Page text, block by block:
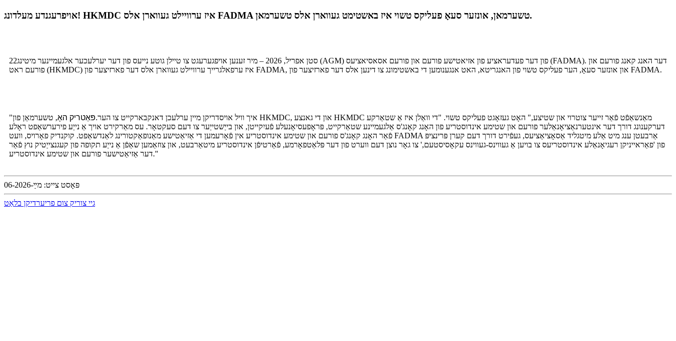
אויפרעגנדע מעלדונג! HKMDC איז ערוויילט געווארן אלס FADMA טשערמאן, אונזער סעאָ פעליקס טשוי איז באשטימט געווארן אלס טשערמאן.
22סטן אפריל, 2026 – מיר זענען אויפגערעגט צו טיילן גוטע נייעס פון דער יערלעכער אלגעמיינער מיטינג (AGM) פון דער פעדעראציע פון ​​אזיאטישע פורעם און פורעם אסאסיאציעס (FADMA). דער האנג קאנג פורעם און
פורעם ראט (HKMDC) איז ערפאלגרייך ערוויילט געווארן אלס דער פארזיצער פון FADMA, און אונזער סעאָ, הער פעליקס טשוי פון האנגריטא, האט אנגענומען די באשטימונג צו דינען אלס דער פארזיצער פון FADMA.
"איך וויל אויסדריקן מיין ערלעכן דאנקבארקייט צו הער.פּאַטריק האָ, טשערמאַן פון HKMDC, און די גאנצע HKMDC מאַנשאַפֿט פֿאַר זייער צוטרוי און שטיצע," האָט געזאָגט פעליקס טשוי. "די וואַלן איז אַ שטאַרקע
דערקענונג דורך דער אינטערנאַציאָנאַלער פורעם און שטימע אינדוסטריע פון ​​האָנג קאָנג'ס אַלגעמיינע שטאַרקייט, פּראָפעסיאָנעלע פֿעיִקייטן, און בייַשטייַער צו דעם סעקטאָר. עס מאַרקירט אויך אַ נייַע פירערשאַפט ראָלע
פֿאַר האָנג קאָנג'ס פורעם און שטימע אינדוסטריע אין פֿאָרעמען די אַזיאַטישע מאַנופאַקטורינג לאַנדשאַפט. קוקנדיק פאָרויס, וועט FADMA אַרבעטן ענג מיט אַלע מיטגליד אַסאָציאַציעס, געפֿירט דורך דעם קערן פּרינציפּ
פון 'פאַראייניקן רעגיאָנאַלע אינדוסטריעס צו בויען אַ געווינס-געווינס עקאָסיסטעם,' צו גאָר נוצן דעם ווערט פון דער פּלאַטפאָרמע, פֿאַרטיפֿן אינדוסטריע מיטאַרבעט, און צוזאַמען שאַפֿן אַ נייַע תקופה פון קעגנצייַטיק נוץ פֿאַר
דער אַזיאַטישער פורעם און שטימע אינדוסטריע."
פּאָסט צייט: מײַ-06-2026
גיי צוריק צום פריערדיקן בלאַט